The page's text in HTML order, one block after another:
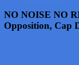
NO NOISE NO
Opposition, Cap